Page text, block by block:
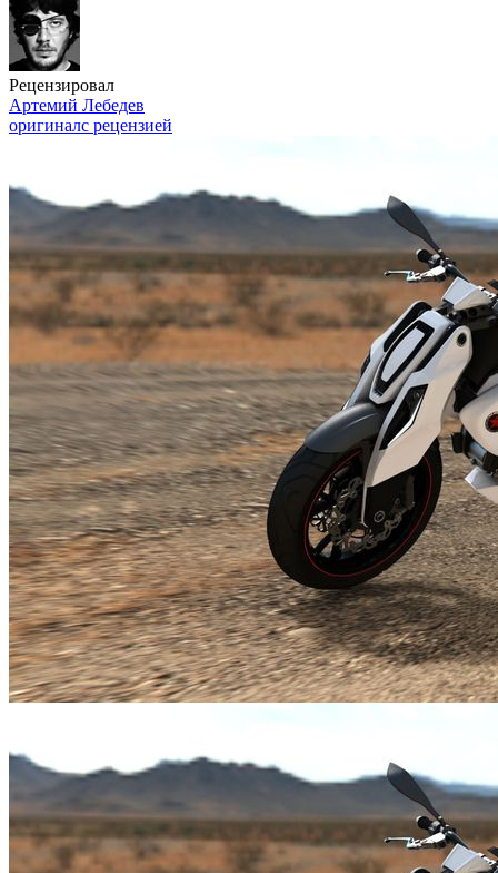
Рецензировал
Артемий Лебедев
оригиналс рецензией